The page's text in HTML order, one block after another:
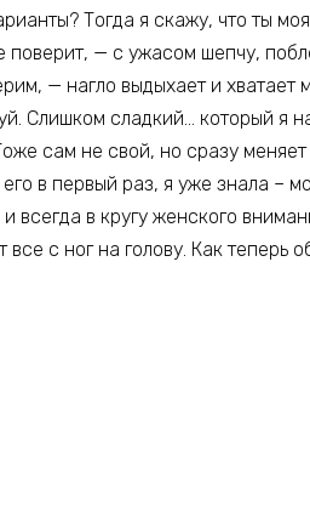
Тогда я скажу, что ты
поверит, — с ужасом шепчу,
— нагло выдыхает и хватает
Слишком сладкий… который я
сам не свой, но сразу
в первый раз, я уже знала –
всегда в кругу женского
все с ног на голову. Как